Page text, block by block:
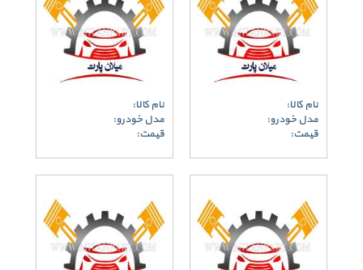
نام کالا:
مدل خودرو:
قیمت:
نام کالا:
مدل خودرو:
قیمت: